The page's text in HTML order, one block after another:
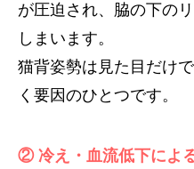
が圧迫され、脇の下の
しまいます。
猫背姿勢は見た目だけ
く要因のひとつです。
② 冷え・血流低下によ